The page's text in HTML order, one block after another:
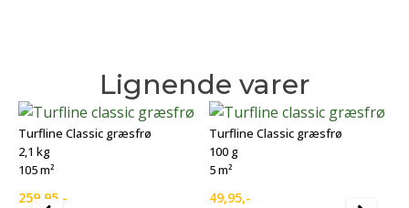
Lignende varer
Turfline Classic græsfrø
2,1 kg
105 m²
259,95 ,-
Turfline Classic græsfrø
100 g
5 m²
49,95,-